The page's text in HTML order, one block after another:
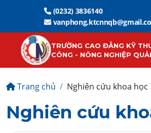
(0232) 3836140
TRƯỜNG CAO ĐẲNG KỸ
CÔNG - NÔNG NGHIỆP
Trang chủ Nghiên cứu khoa học
Nghiên cứu